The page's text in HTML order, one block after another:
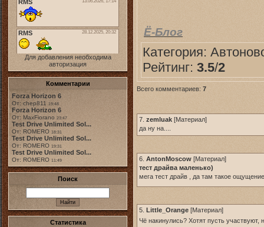
Для добавления необходима
авторизация
Комментарии
Forza Horizon 6
От: chep811 19:48
Forza Horizon 6
От: MaxFiorano 23:47
Test Drive Unlimited Sol...
От: ROMERO 18:31
Test Drive Unlimited Sol...
От: ROMERO 19:31
Test Drive Unlimited Sol...
От: ROMERO 11:49
Поиск
Статистика
Ё-Блог
Категория:
Рейтинг: 3.5/2
Всего комментариев: 7
7. zemluak [Материал]
да ну на....
6. AntonMoscow [Материал]
тест драйва маленько)
мега тест драйв , да там такое
5. Little_Orange [Материал]
Чё накинулись? Хотят пусть